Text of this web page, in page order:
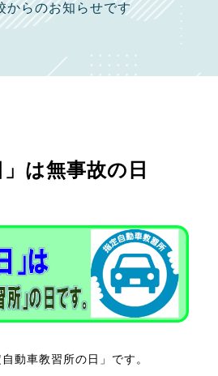
からのお知らせです
」は無事故の日
動車教習所の日」です。